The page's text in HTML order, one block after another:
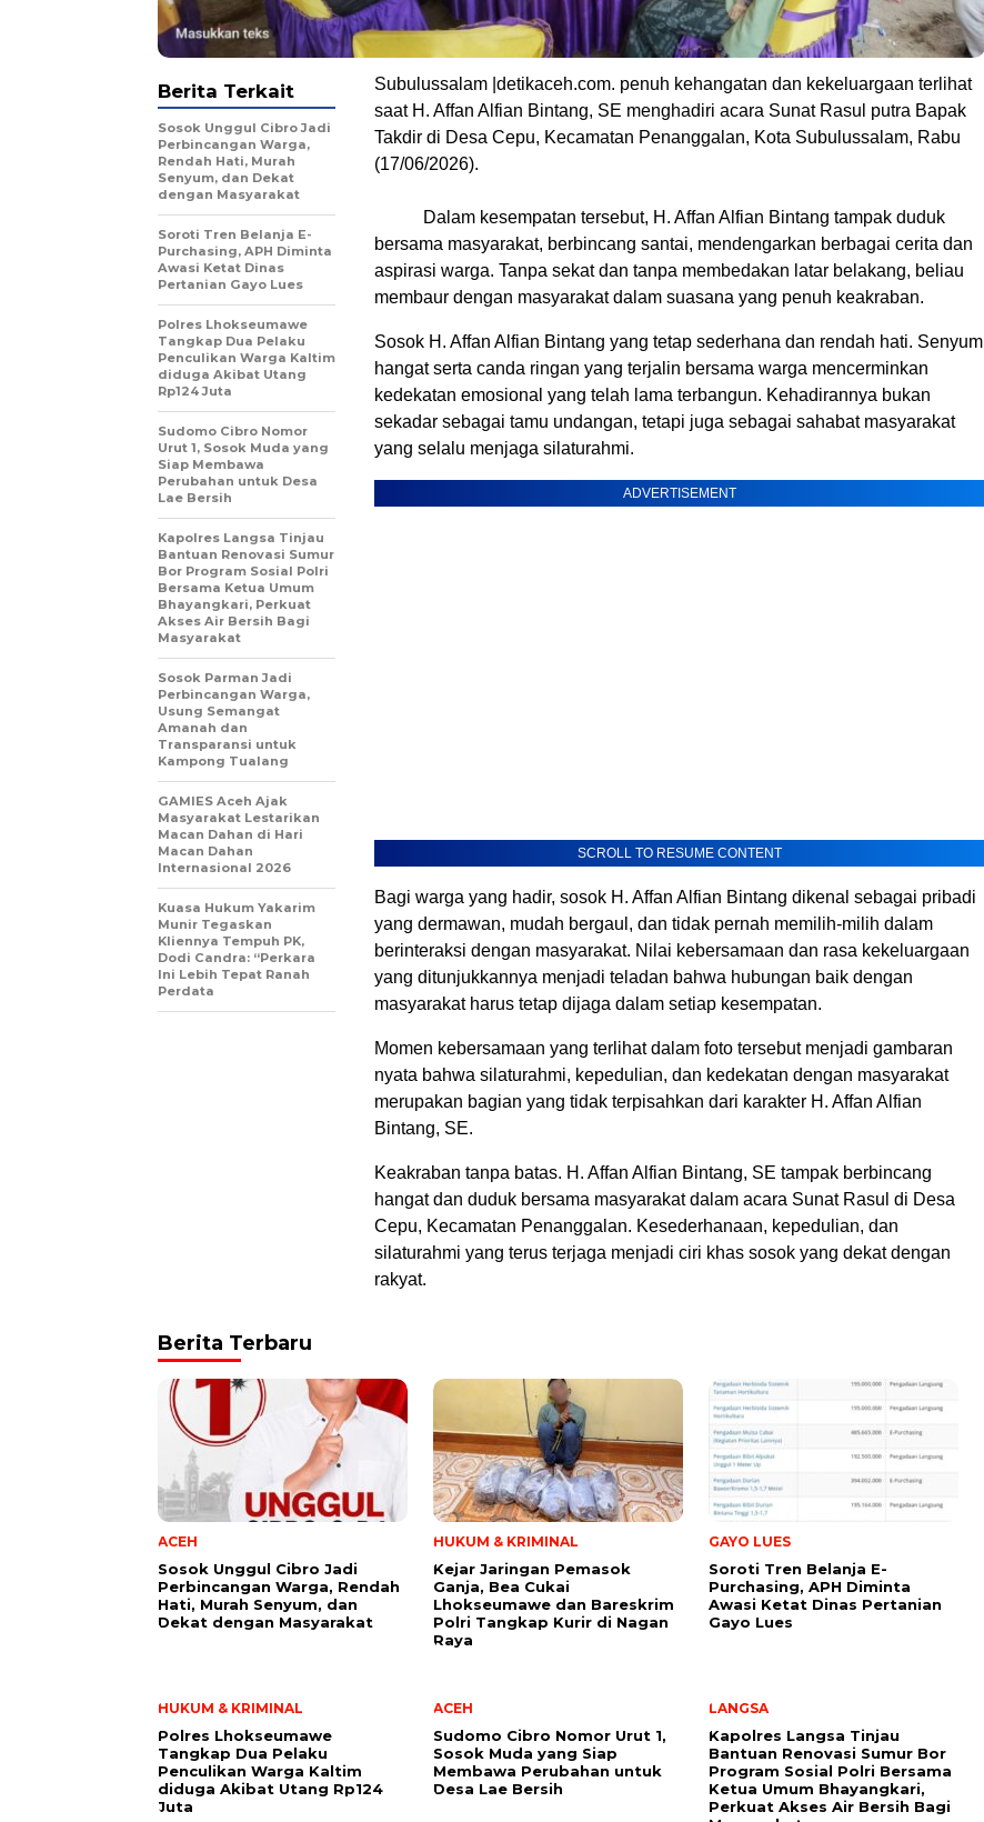
Subulussalam |detikaceh.com. penuh kehangatan dan kekeluargaan terlihat
saat H. Affan Alfian Bintang, SE menghadiri acara Sunat Rasul putra Bapak
Takdir di Desa Cepu, Kecamatan Penanggalan, Kota Subulussalam, Rabu
(17/06/2026).
Dalam kesempatan tersebut, H. Affan Alfian Bintang tampak duduk
bersama masyarakat, berbincang santai, mendengarkan berbagai cerita dan
aspirasi warga. Tanpa sekat dan tanpa membedakan latar belakang, beliau
membaur dengan masyarakat dalam suasana yang penuh keakraban.
Sosok H. Affan Alfian Bintang yang tetap sederhana dan rendah hati. Senyum
hangat serta canda ringan yang terjalin bersama warga mencerminkan
kedekatan emosional yang telah lama terbangun. Kehadirannya bukan
sekadar sebagai tamu undangan, tetapi juga sebagai sahabat masyarakat
yang selalu menjaga silaturahmi.
ADVERTISEMENT
SCROLL TO RESUME CONTENT
Bagi warga yang hadir, sosok H. Affan Alfian Bintang dikenal sebagai pribadi
yang dermawan, mudah bergaul, dan tidak pernah memilih-milih dalam
berinteraksi dengan masyarakat. Nilai kebersamaan dan rasa kekeluargaan
yang ditunjukkannya menjadi teladan bahwa hubungan baik dengan
masyarakat harus tetap dijaga dalam setiap kesempatan.
Momen kebersamaan yang terlihat dalam foto tersebut menjadi gambaran
nyata bahwa silaturahmi, kepedulian, dan kedekatan dengan masyarakat
merupakan bagian yang tidak terpisahkan dari karakter H. Affan Alfian
Bintang, SE.
Keakraban tanpa batas. H. Affan Alfian Bintang, SE tampak berbincang
hangat dan duduk bersama masyarakat dalam acara Sunat Rasul di Desa
Cepu, Kecamatan Penanggalan. Kesederhanaan, kepedulian, dan
silaturahmi yang terus terjaga menjadi ciri khas sosok yang dekat dengan
rakyat.
Berita Terkait
Sosok Unggul Cibro Jadi
Perbincangan Warga,
Rendah Hati, Murah
Senyum, dan Dekat
dengan Masyarakat
Soroti Tren Belanja E-
Purchasing, APH Diminta
Awasi Ketat Dinas
Pertanian Gayo Lues
Polres Lhokseumawe
Tangkap Dua Pelaku
Penculikan Warga Kaltim
diduga Akibat Utang
Rp124 Juta
Sudomo Cibro Nomor
Urut 1, Sosok Muda yang
Siap Membawa
Perubahan untuk Desa
Lae Bersih
Kapolres Langsa Tinjau
Bantuan Renovasi Sumur
Bor Program Sosial Polri
Bersama Ketua Umum
Bhayangkari, Perkuat
Akses Air Bersih Bagi
Masyarakat
Sosok Parman Jadi
Perbincangan Warga,
Usung Semangat
Amanah dan
Transparansi untuk
Kampong Tualang
GAMIES Aceh Ajak
Masyarakat Lestarikan
Macan Dahan di Hari
Macan Dahan
Internasional 2026
Kuasa Hukum Yakarim
Munir Tegaskan
Kliennya Tempuh PK,
Dodi Candra: “Perkara
Ini Lebih Tepat Ranah
Perdata
Berita Terbaru
ACEH
Sosok Unggul Cibro Jadi
Perbincangan Warga, Rendah
Hati, Murah Senyum, dan
Dekat dengan Masyarakat
HUKUM & KRIMINAL
Kejar Jaringan Pemasok
Ganja, Bea Cukai
Lhokseumawe dan Bareskrim
Polri Tangkap Kurir di Nagan
Raya
GAYO LUES
Soroti Tren Belanja E-
Purchasing, APH Diminta
Awasi Ketat Dinas Pertanian
Gayo Lues
HUKUM & KRIMINAL
Polres Lhokseumawe
Tangkap Dua Pelaku
Penculikan Warga Kaltim
diduga Akibat Utang Rp124
Juta
ACEH
Sudomo Cibro Nomor Urut 1,
Sosok Muda yang Siap
Membawa Perubahan untuk
Desa Lae Bersih
LANGSA
Kapolres Langsa Tinjau
Bantuan Renovasi Sumur Bor
Program Sosial Polri Bersama
Ketua Umum Bhayangkari,
Perkuat Akses Air Bersih Bagi